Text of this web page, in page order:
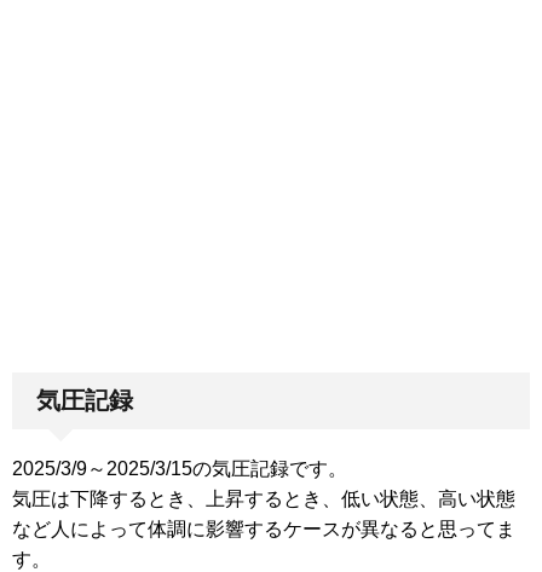
気圧記録
2025/3/9～2025/3/15の気圧記録です。
気圧は下降するとき、上昇するとき、低い状態、高い状態
など人によって体調に影響するケースが異なると思ってま
す。